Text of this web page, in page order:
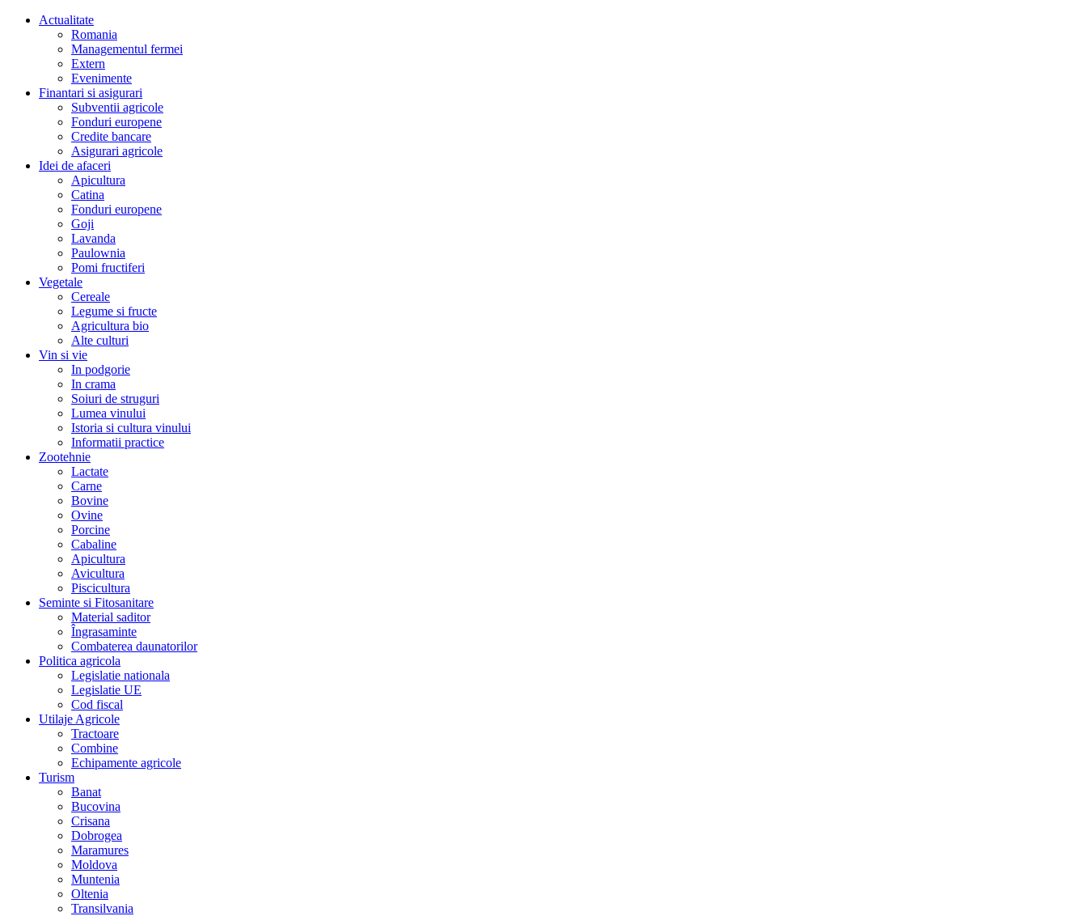
Actualitate
Romania
Managementul fermei
Extern
Evenimente
Finantari si asigurari
Subventii agricole
Fonduri europene
Credite bancare
Asigurari agricole
Idei de afaceri
Apicultura
Catina
Fonduri europene
Goji
Lavanda
Paulownia
Pomi fructiferi
Vegetale
Cereale
Legume si fructe
Agricultura bio
Alte culturi
Vin si vie
In podgorie
In crama
Soiuri de struguri
Lumea vinului
Istoria si cultura vinului
Informatii practice
Zootehnie
Lactate
Carne
Bovine
Ovine
Porcine
Cabaline
Apicultura
Avicultura
Piscicultura
Seminte si Fitosanitare
Material saditor
Îngrasaminte
Combaterea daunatorilor
Politica agricola
Legislatie nationala
Legislatie UE
Cod fiscal
Utilaje Agricole
Tractoare
Combine
Echipamente agricole
Turism
Banat
Bucovina
Crisana
Dobrogea
Maramures
Moldova
Muntenia
Oltenia
Transilvania